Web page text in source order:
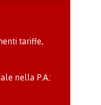
tariffe,
nella P.A.: